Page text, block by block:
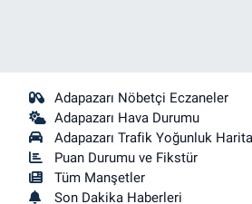
Adapazarı Nöbetçi Eczaneler
Adapazarı Hava Durumu
Adapazarı Trafik Yoğunluk
Puan Durumu ve Fikstür
Tüm Manşetler
Son Dakika Haberleri